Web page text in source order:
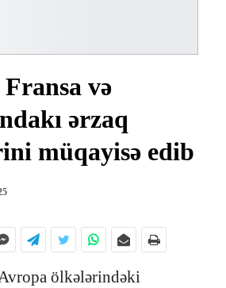
və
ərzaq
müqayisə edib
ölkələrindəki